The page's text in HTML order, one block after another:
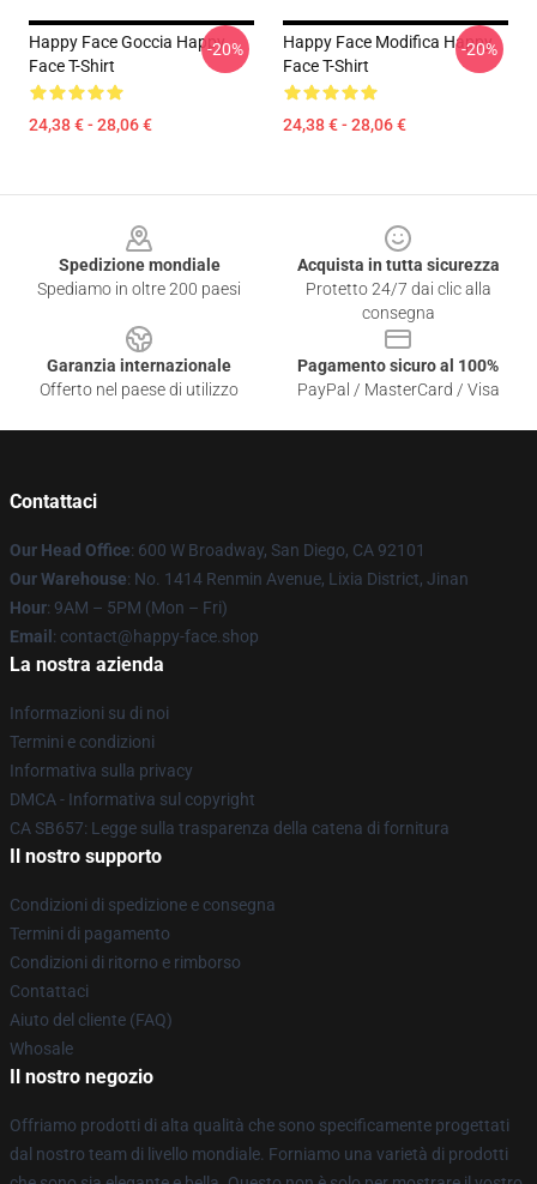
Happy Face Goccia Happy
Face T-Shirt
24,38 € - 28,06 €
-20%
Happy Face Modifica Happy
Face T-Shirt
24,38 € - 28,06 €
-20%
Spedizione mondiale
Spediamo in oltre 200 paesi
Acquista in tutta sicurezza
Protetto 24/7 dai clic alla
consegna
Garanzia internazionale
Offerto nel paese di utilizzo
Pagamento sicuro al 100%
PayPal / MasterCard / Visa
Contattaci
Our Head Office: 600 W Broadway, San Diego, CA 92101
Our Warehouse: No. 1414 Renmin Avenue, Lixia District, Jinan
Hour: 9AM – 5PM (Mon – Fri)
Email : contact@happy-face.shop
La nostra azienda
Informazioni su di noi
Termini e condizioni
Informativa sulla privacy
DMCA - Informativa sul copyright
CA SB657: Legge sulla trasparenza della catena di fornitura
Il nostro supporto
Condizioni di spedizione e consegna
Termini di pagamento
Condizioni di ritorno e rimborso
Contattaci
Aiuto del cliente (FAQ)
Whosale
Il nostro negozio
Offriamo prodotti di alta qualità che sono specificamente progettati
dal nostro team di livello mondiale. Forniamo una varietà di prodotti